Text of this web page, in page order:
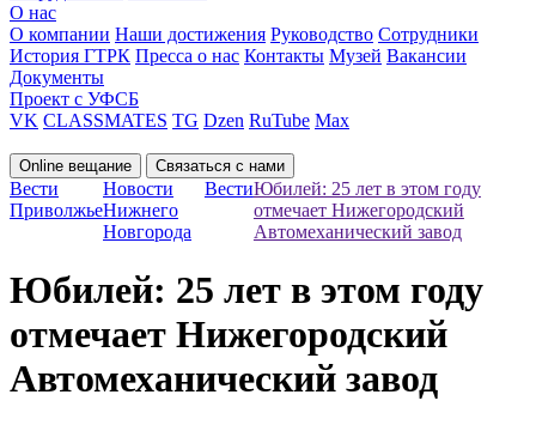
О нас
О компании Наши достижения Руководство Сотрудники
История ГТРК Пресса о нас Контакты Музей Вакансии
Документы
Проект с УФСБ
VK CLASSMATES TG Dzen RuTube Max
Online вещание Связаться с нами
Вести
Приволжье
Новости
Нижнего
Новгорода
ВестиЮбилей: 25 лет в этом году
отмечает Нижегородский
Автомеханический завод
Юбилей: 25 лет в этом году
отмечает Нижегородский
Автомеханический завод